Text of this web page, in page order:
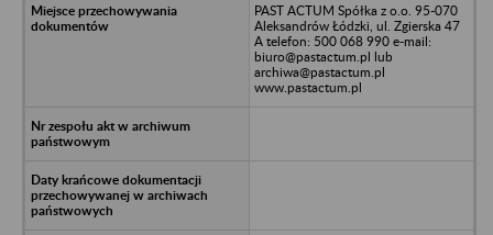
PAST ACTUM Spółka z o.o. 95-070
Aleksandrów Łódzki, ul. Zgierska 47
A telefon: 500 068 990 e-mail:
biuro@pastactum.pl lub
archiwa@pastactum.pl
www.pastactum.pl